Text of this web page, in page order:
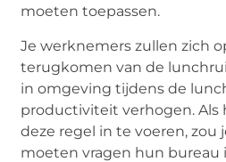
moeten toepassen.
Je werknemers zullen zich
terugkomen van de
in omgeving tijdens de
productiviteit verhogen. Als
deze regel in te voeren, zou
moeten vragen hun bureau